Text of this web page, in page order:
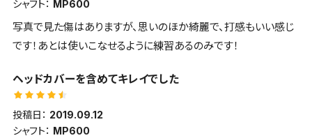
シャフト： MP600
写真で見た傷はありますが、思いのほか綺麗で、打感もいい感じ
です！あとは使いこなせるように練習あるのみです！
ヘッドカバーを含めてキレイでした
投稿日： 2019.09.12
シャフト： MP600